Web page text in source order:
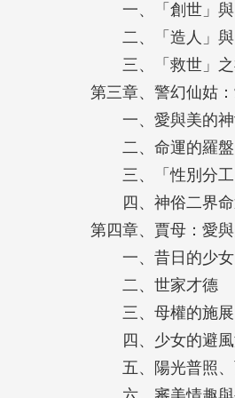
付出慈悲與智慧，
因此，閱讀《紅樓
義，才能真正讀出
領悟：原來《紅樓
我們的心底占有無
◆本書特色◆
一、以女媧、警幻
夢》的敘事體系，
二、本書來自臺大
網路課程更豐富。
三、附錄「紅樓夢
一、「創世」與
二、「造人」與
三、「救世」之
第三章、警幻仙姑
一、愛與美的神
二、命運的羅盤
三、「性別分工
四、神俗二界命
第四章、賈母：愛
一、昔日的少女
二、世家才德
三、母權的施展
四、少女的避風
五、陽光普照、